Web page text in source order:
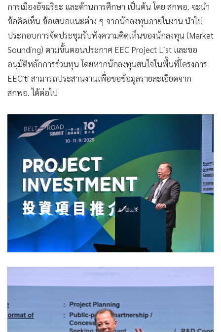
การเมืองอัจฉริยะ และด้านการศึกษา เป็นต้น โดย สกพอ. จะนำ
ข้อคิดเห็น ข้อเสนอแนะต่าง ๆ จากนักลงทุนภายในงาน นำไป
ประกอบการจัดประชุมรับฟังความคิดเห็นของนักลงทุน (Market
Sounding) ตามขั้นตอนประกาศ EEC Project List และขอ
อนุมัติหลักการร่วมทุน โดยหากนักลงทุนสนใจในพื้นที่โครงการ
EECiti สามารถประสานงานเพื่อขอข้อมูลรายละเอียดจาก
สกพอ. ได้ต่อไป